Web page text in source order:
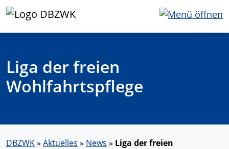
Liga der freien
Wohlfahrtspflege
DBZWK» Aktuelles » News » Liga der freien